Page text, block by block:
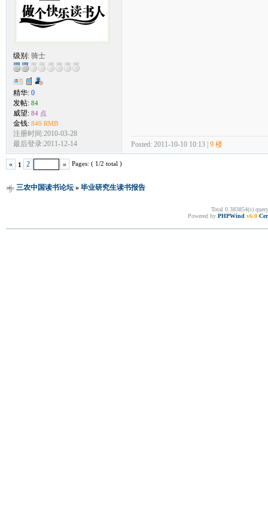
级别: 骑士
精华: 0
发帖: 84
威望: 84 点
金钱: 840 RMB
注册时间:2010-03-28
最后登录:2011-12-14
Posted: 2011-10-10 10:13 | 9 楼
« 1 2 » Pages: ( 1/2 total )
三农中国读书论坛» 毕业研究生读书报告
Total 0.383854(s)
Powered by PHPWind v6.0